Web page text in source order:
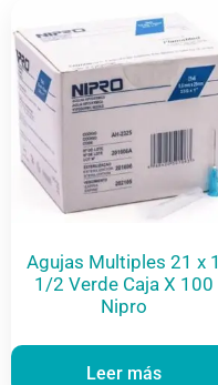
Agujas Multiples 21 x 1
1/2 Verde Caja X 100
Nipro
Leer más